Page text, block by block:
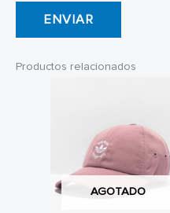
Productos relacionados
AGOTADO